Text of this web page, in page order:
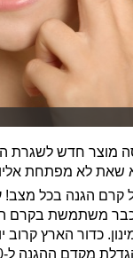
מוצר חדש לשגרת
שאת לא מפתחת
קרם הגנה בכל
משתמשת בקרם
כדור הארץ